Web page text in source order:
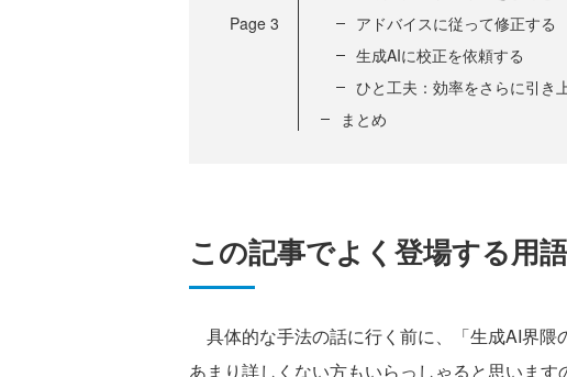
Page 3
アドバイスに従って修正する
生成AIに校正を依頼する
ひと工夫：効率をさらに引き
まとめ
この記事でよく登場する用
具体的な手法の話に行く前に、「生成AI界隈
あまり詳しくない方もいらっしゃると思いま